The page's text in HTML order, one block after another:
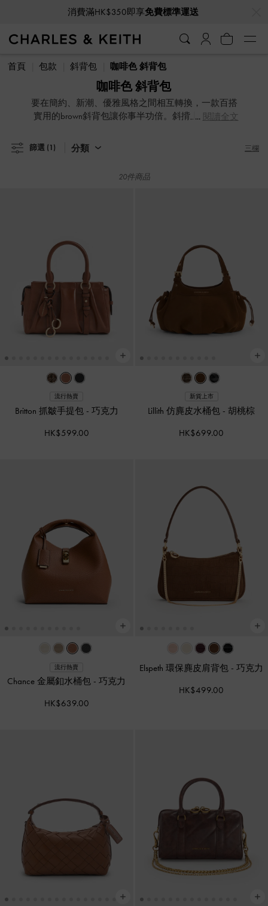
消費滿HK$350即享免費標準運送
消費滿HK$350即享 免費標準運送
首頁 包款 斜背包 咖啡色 斜背包
咖啡色 斜背包
要在簡約、新潮、優雅風格之間相互轉換，一款百搭
實用的brown斜背包讓你事半功倍。斜揹上身、解放
奏，不論踏入任何場景，都能自在切換多種造型。
閱讀全文
篩選 (1) 分類 三欄
20件商品
流行熱賣
Britton 抓皺手提包 - 巧克力
HK$599.00
新貨上市
Lillith 仿麂皮水桶包 -胡桃棕
HK$699.00
流行熱賣
Chance 金屬釦水桶包 -巧克力
HK$639.00
Elspeth 環保麂皮肩背包 -巧克力
HK$499.00